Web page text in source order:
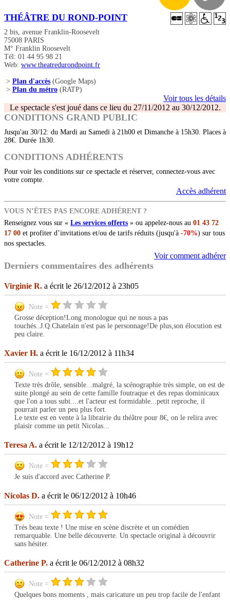
THÉÂTRE DU ROND-POINT
2 bis, avenue Franklin-Roosevelt
75008 PARIS
M° Franklin Roosevelt
Tél: 01 44 95 98 21
Web: www.theatredurondpoint.fr
> Plan d'accès (Google Maps)
> Plan du métro (RATP)
Voir tous les détails
Le spectacle s'est joué dans ce lieu du 27/11/2012 au 30/12/2012.
CONDITIONS GRAND PUBLIC
Jusqu'au 30/12: du Mardi au Samedi à 21h00 et Dimanche à 15h30. Places à
28€. Durée 1h30.
CONDITIONS ADHÉRENTS
Pour voir les conditions sur ce spectacle et réserver, connectez-vous avec
votre compte.
Accès adhérent
VOUS N’ÊTES PAS ENCORE ADHÉRENT ?
Renseignez vous sur « Les services offerts » ou appelez-nous au 01 43 72
17 00 et profiter d’invitations et/ou de tarifs réduits (jusqu'à -70%) sur tous
nos spectacles.
Voir comment adhérer
Derniers commentaires des adhérents
Virginie R. a écrit le 26/12/2012 à 23h05
Note =
Grosse déception!Long monologue qui ne nous a pas
touchés..J.Q.Chatelain n'est pas le personnage!De plus,son élocution est
peu claire.
Xavier H. a écrit le 16/12/2012 à 11h34
Note =
Texte très drôle, sensible...malgré, la scénographie très simple, on est de
suite plongé au sein de cette famille foutraque et des repas dominicaux
que l'on a tous subi....et l'acteur est formidable...petit reproche, il
pourrait parler un peu plus fort.
Le texte est en vente à la librairie du théâtre pour 8€, on le relira avec
plaisir comme un petit Nicolas...
Teresa A. a écrit le 12/12/2012 à 19h12
Note =
Je suis d'accord avec Catherine P.
Nicolas D. a écrit le 06/12/2012 à 10h46
Note =
Très beau texte ! Une mise en scène discrète et un comédien
remarquable. Une belle découverte. Un spectacle original à découvrir
sans hésiter.
Catherine P. a écrit le 06/12/2012 à 08h32
Note =
Quelques bons moments , mais caricature un peu trop facile de l'enfant